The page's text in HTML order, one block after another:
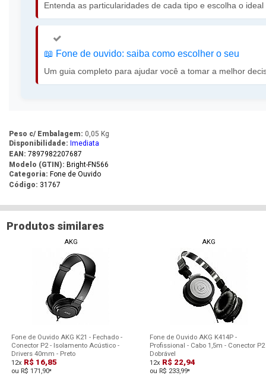
Entenda as particularidades de cada tipo e escolha o
📖️ Fone de ouvido: saiba como escolher o seu
Um guia completo para ajudar você a tomar a melhor
Peso c/ Embalagem: 0,05 Kg
Disponibilidade: Imediata
EAN: 7897982207687
Modelo (GTIN): Bright-FN566
Categoria: Fone de Ouvido
Código: 31767
Produtos similares
AKG
Fone de Ouvido AKG K21 - Fechado -
Conector P2 - Isolamento Acústico -
Drivers 40mm - Preto
12x R$ 16,85
ou R$ 171,90*
AKG
Fone de Ouvido AKG K414P -
Profissional - Cabo 1,5m - Conector P2
Dobrável
12x R$ 22,94
ou R$ 233,99*